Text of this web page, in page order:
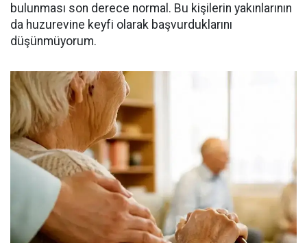
bulunması son derece normal. Bu kişilerin yakınlarının
da huzurevine keyfi olarak başvurduklarını
düşünmüyorum.